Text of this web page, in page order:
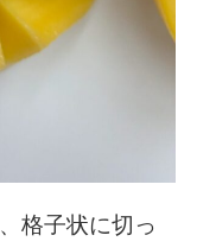
格子状に切っ